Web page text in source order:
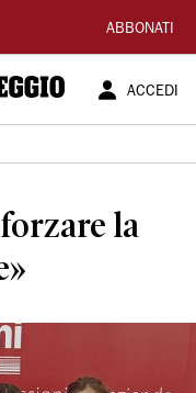
ABBONATI
ACCEDI
la